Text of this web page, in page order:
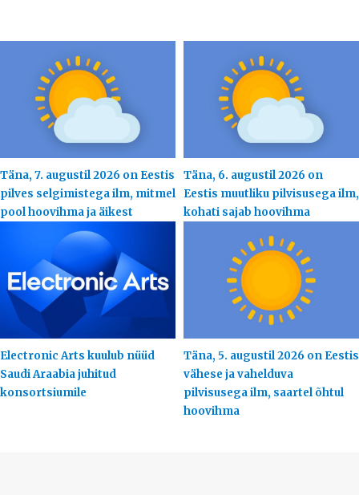
Täna, 7. augustil 2026 on Eestis
pilves selgimistega ilm, mitmel
pool hoovihma ja äikest
Täna, 6. augustil 2026 on
Eestis muutliku pilvisusega ilm,
kohati sajab hoovihma
Electronic Arts kuulub nüüd
Saudi Araabia juhitud
konsortsiumile
Täna, 5. augustil 2026 on Eestis
vähese ja vahelduva
pilvisusega ilm, saartel õhtul
hoovihma